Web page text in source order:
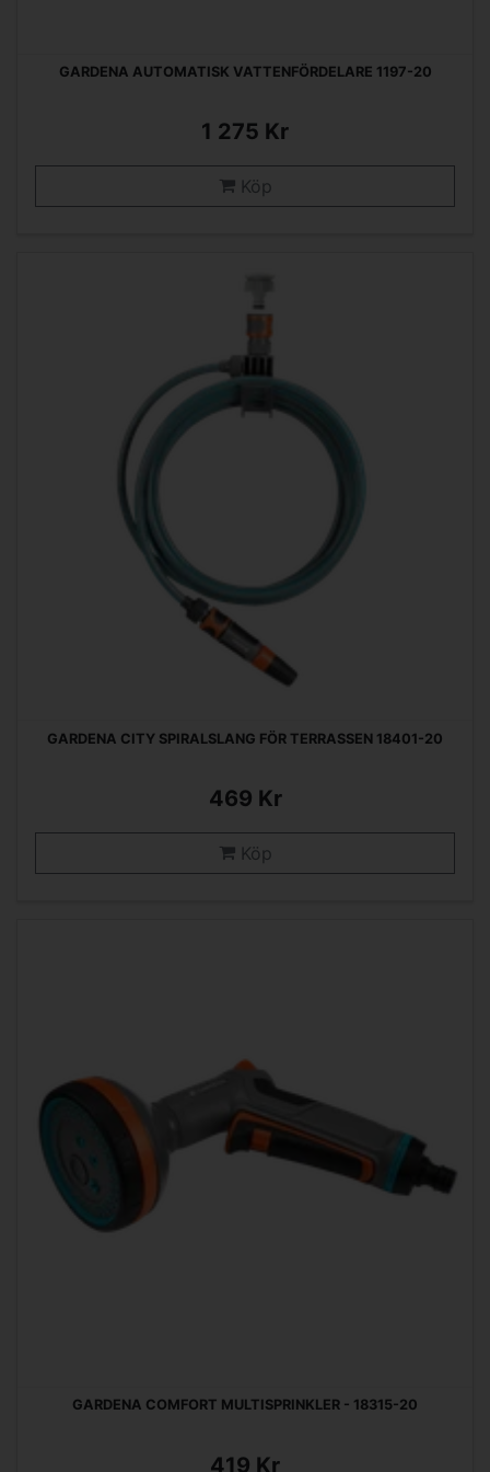
GARDENA AUTOMATISK VATTENFÖRDELARE 1197-20
1 275 Kr
Köp
GARDENA CITY SPIRALSLANG FÖR TERRASSEN 18401-20
469 Kr
Köp
GARDENA COMFORT MULTISPRINKLER - 18315-20
419 Kr